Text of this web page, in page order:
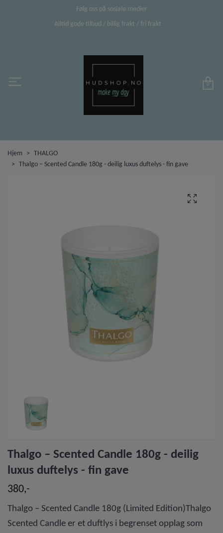
Følg oss på sosiale medier
Alltid gode tilbud / billig frakt / fri frakt
0
Hjem
THALGO
Thalgo – Scented Candle 180g - deilig luxus duftelys - fin gave
Thalgo – Scented Candle 180g - deilig
luxus duftelys - fin gave
380,-
Thalgo – Scented Candle 180g (Limited Edition)Thalgo
Scented Candle er et duftlys i begrenset opplag som